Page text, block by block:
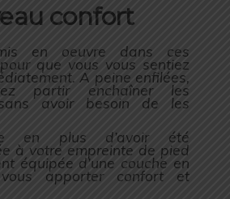
confort
en oeuvre dans ces
que vous vous sentiez
A peine enfilées,
partir enchaîner les
avoir besoin de les
en plus d’avoir été
à votre empreinte de pied
équipée d’une couche en
apporter confort et